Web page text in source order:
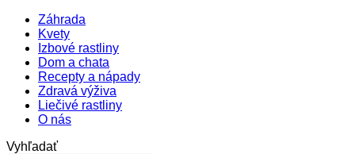
Záhrada
Kvety
Izbové rastliny
Dom a chata
Recepty a nápady
Zdravá výživa
Liečivé rastliny
O nás
Vyhľadať